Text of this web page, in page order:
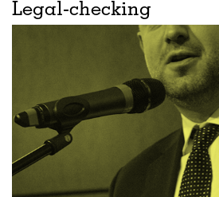
Legal-checking